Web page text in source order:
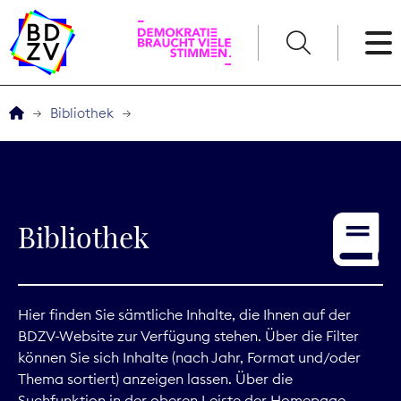
Service
Digitales
Kommunikation
Bibliothek
Bibliothek
Hier finden Sie sämtliche Inhalte, die Ihnen auf der
BDZV-Website zur Verfügung stehen. Über die Filter
können Sie sich Inhalte (nach Jahr, Format und/oder
Thema sortiert) anzeigen lassen. Über die